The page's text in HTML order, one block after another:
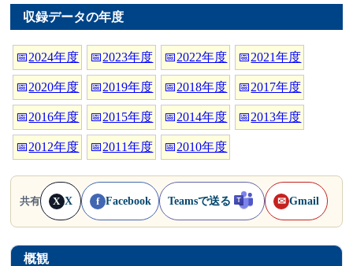
収録データの年度
📅2024年度 📅2023年度 📅2022年度 📅2021年度
📅2020年度 📅2019年度 📅2018年度 📅2017年度
📅2016年度 📅2015年度 📅2014年度 📅2013年度
📅2012年度 📅2011年度 📅2010年度
共有 X X f Facebook Teamsで送る ✉ Gmail
概観